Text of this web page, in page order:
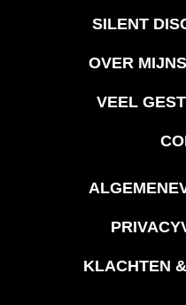
SILENT
OVER
VEEL
KLACHTEN